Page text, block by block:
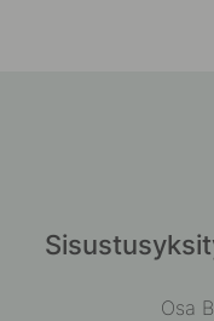
Osa